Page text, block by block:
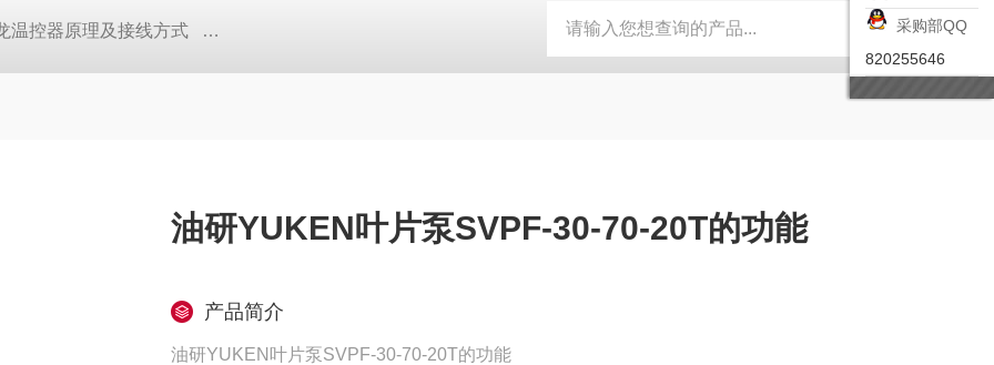
温控器原理及接线方式 日本SMC真空压力开关的中文资料ZK2-ZSEA-A *皮尔兹PILZ安全激光扫描仪 RZMO-TER-
油研YUKEN叶片泵SVPF-30-70-20T的功能
产品简介
油研YUKEN叶片泵SVPF-30-70-20T的功能
采购部QQ
820255646